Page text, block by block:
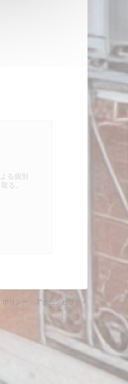
る個別
る。
ンドウで開きます))
ポリシー ((新しいウィンドウで開きます))
アクセシビリティ ((新しいウィ